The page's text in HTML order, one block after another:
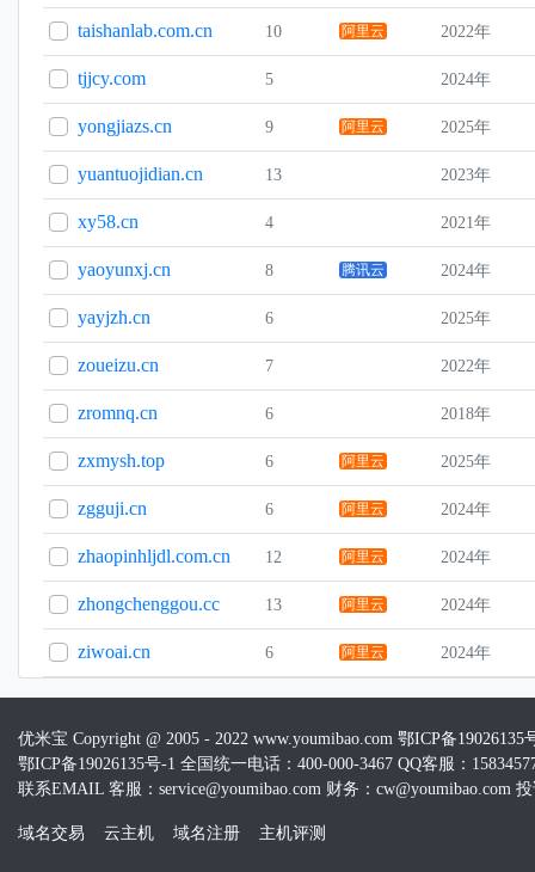
taishanlab.com.cn 10 阿里云 2022年
tjjcy.com 5 2024年
yongjiazs.cn 9 阿里云 2025年
yuantuojidian.cn 13 2023年
xy58.cn 4 2021年
yaoyunxj.cn 8 腾讯云 2024年
yayjzh.cn 6 2025年
zoueizu.cn 7 2022年
zromnq.cn 6 2018年
zxmysh.top 6 阿里云 2025年
zgguji.cn 6 阿里云 2024年
zhaopinhljdl.com.cn 12 阿里云 2024年
zhongchenggou.cc 13 阿里云 2024年
ziwoai.cn 6 阿里云 2024年
优米宝 Copyright @ 2005 - 2022 www.youmibao.com 鄂ICP备19026135
鄂ICP备19026135号-1 全国统一电话：400-000-3467 QQ客服：
联系EMAIL 客服：service@youmibao.com 财务：cw@youmibao.com
域名交易 云主机 域名注册 主机评测